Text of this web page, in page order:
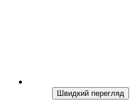
Швидкий перегляд